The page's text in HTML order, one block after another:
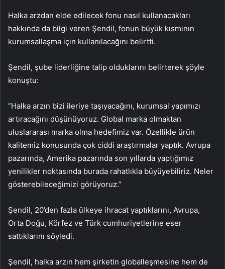
Halka arzdan elde edilecek fonu nasıl kullanacakları
hakkında da bilgi veren Şendil, fonun büyük kısmının
kurumsallaşma için kullanılacağını belirtti.
Şendil, şube liderliğine talip olduklarını belirterek şöyle
konuştu:
“Halka arzın bizi ileriye taşıyacağını, kurumsal yapımızı
artıracağını düşünüyoruz. Global marka olmaktan
uluslararası marka olma hedefimiz var. Özellikle ürün
kalitemiz konusunda çok ciddi araştırmalar yaptık. Avrupa
pazarında, Amerika pazarında son yıllarda yaptığımız
yenilikler noktasında burada rahatlıkla büyüyebiliriz. Neler
gösterebileceğimizi görüyoruz.”
Şendil, 20’den fazla ülkeye ihracat yaptıklarını, Avrupa,
Orta Doğu, Körfez ve Türk cumhuriyetlerine eser
sattıklarını söyledi.
Şendil, halka arzın hem şirketin globalleşmesine hem de